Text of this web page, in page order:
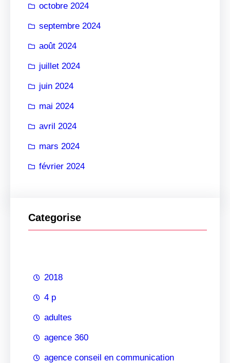
octobre 2024
septembre 2024
août 2024
juillet 2024
juin 2024
mai 2024
avril 2024
mars 2024
février 2024
Categorise
2018
4 p
adultes
agence 360
agence conseil en communication